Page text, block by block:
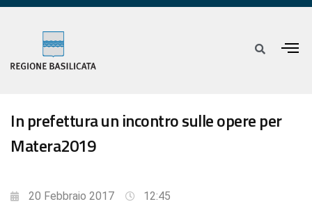
In prefettura un incontro sulle opere per
Matera2019
20 Febbraio 2017 12:45